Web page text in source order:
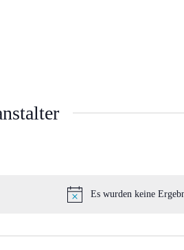
Hinweis
Es wurden keine